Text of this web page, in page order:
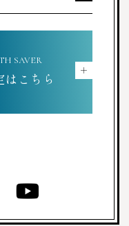
SAVER
はこちら
＋